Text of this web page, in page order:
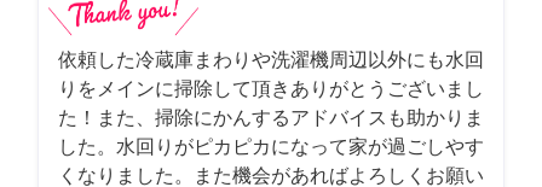
依頼した冷蔵庫まわりや洗濯機周辺以外にも水回
りをメインに掃除して頂きありがとうございまし
た！また、掃除にかんするアドバイスも助かりま
した。水回りがピカピカになって家が過ごしやす
くなりました。また機会があればよろしくお願い